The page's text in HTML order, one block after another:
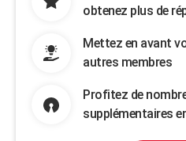
obtenez plus de
Mettez en avant
autres membres
Profitez de
supplémentaires